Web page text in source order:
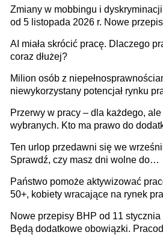
Zmiany w mobbingu i
od 5 listopada 2026 r. Nowe
Ustaw
AI miała skrócić pracę. Dlaczego
coraz dłużej?
Milion osób z
niewykorzystany potencjał rynku
dofinansowań czy refundacji, ale
stronie systemu i świadomości
pracodawców [WYWIAD]
Przerwy w pracy – dla każdego, ale
wybranych. Kto ma prawo do
Ten urlop przedawni się we
Sprawdź, czy masz dni wolne do
Państwo pomoże aktywizować
50+, kobiety wracające na rynek
osoby neuroatypowe. Powstanie
na rzecz Inkluzywności w
Nowe przepisy BHP od 11 stycznia
Będą dodatkowe obowiązki.